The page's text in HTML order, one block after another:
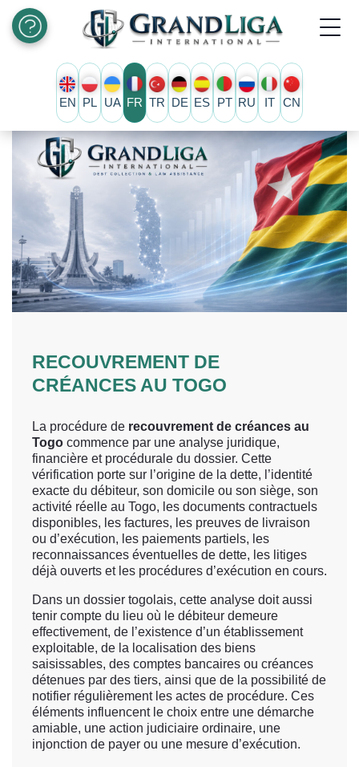
EN PL UA FR TR DE ES PT RU IT CN
RECOUVREMENT DE
CRÉANCES AU TOGO
La procédure de recouvrement de créances au
Togo commence par une analyse juridique,
financière et procédurale du dossier. Cette
vérification porte sur l’origine de la dette, l’identité
exacte du débiteur, son domicile ou son siège, son
activité réelle au Togo, les documents contractuels
disponibles, les factures, les preuves de livraison
ou d’exécution, les paiements partiels, les
reconnaissances éventuelles de dette, les litiges
déjà ouverts et les procédures d’exécution en cours.
Dans un dossier togolais, cette analyse doit aussi
tenir compte du lieu où le débiteur demeure
effectivement, de l’existence d’un établissement
exploitable, de la localisation des biens
saisissables, des comptes bancaires ou créances
détenues par des tiers, ainsi que de la possibilité de
notifier régulièrement les actes de procédure. Ces
éléments influencent le choix entre une démarche
amiable, une action judiciaire ordinaire, une
injonction de payer ou une mesure d’exécution.